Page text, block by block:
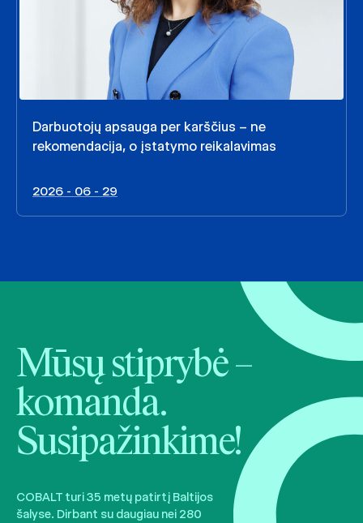
Darbuotojų apsauga per karščius – ne
rekomendacija, o įstatymo reikalavimas
2026 - 06 - 29
Mūsų stiprybė –
komanda.
Susipažinkime!
COBALT turi 35 metų patirtį Baltijos
šalyse. Dirbant su daugiau nei 280